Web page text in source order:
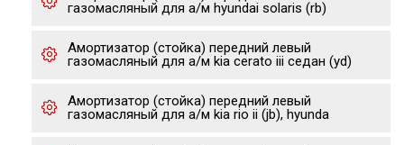
газомасляный для а/м hyundai solaris (rb)
Амортизатор (стойка) передний левый
газомасляный для а/м kia cerato iii седан (yd)
Амортизатор (стойка) передний левый
газомасляный для а/м kia rio ii (jb), hyunda